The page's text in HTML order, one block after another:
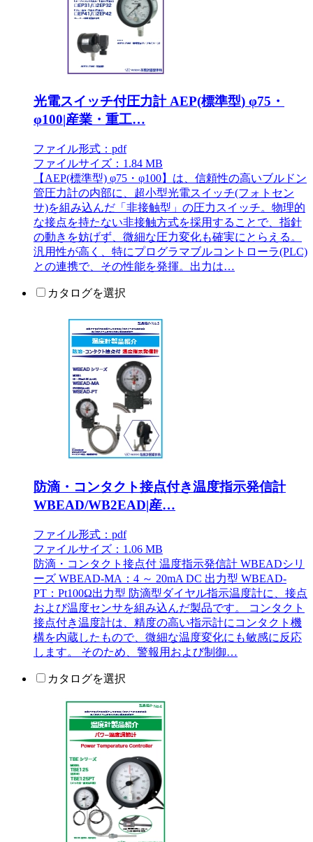
光電スイッチ付圧力計 AEP(標準型) φ75・
φ100|産業・重工…
ファイル形式：pdf
ファイルサイズ：1.84 MB
【AEP(標準型) φ75・φ100】は、信頼性の高いブルドン
管圧力計の内部に、超小型光電スイッチ(フォトセン
サ)を組み込んだ「非接触型」の圧力スイッチ。物理的
な接点を持たない非接触方式を採用することで、指針
の動きを妨げず、微細な圧力変化も確実にとらえる。
汎用性が高く、特にプログラマブルコントローラ(PLC)
との連携で、その性能を発揮。出力は…
カタログを選択
防滴・コンタクト接点付き温度指示発信計
WBEAD/WB2EAD|産…
ファイル形式：pdf
ファイルサイズ：1.06 MB
防滴・コンタクト接点付 温度指示発信計 WBEADシリ
ーズ WBEAD-MA：4 ～ 20mA DC 出力型 WBEAD-
PT：Pt100Ω出力型 防滴型ダイヤル指示温度計に、接点
および温度センサを組み込んだ製品です。 コンタクト
接点付き温度計は、精度の高い指示計にコンタクト機
構を内蔵したもので、微細な温度変化にも敏感に反応
します。 そのため、警報用および制御…
カタログを選択